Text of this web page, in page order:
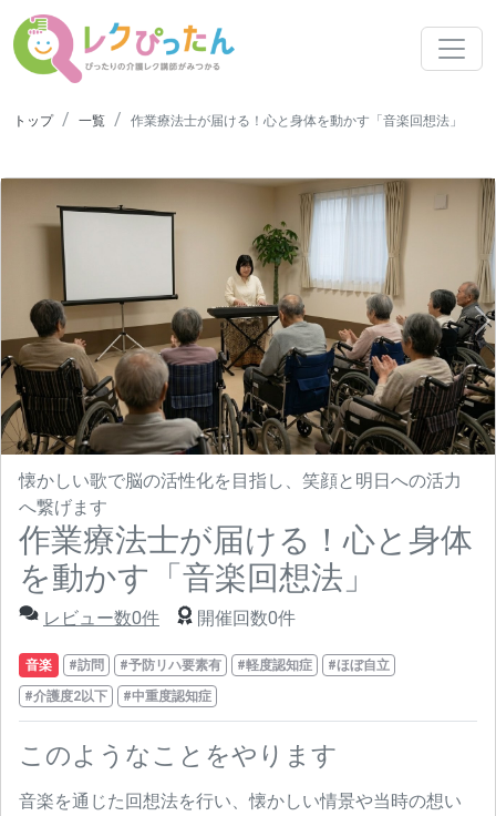
トップ 一覧 作業療法士が届ける！心と身体を動かす「音楽回想法」
作業療法士が届ける！心と身体
を動かす「音楽回想法」
懐かしい歌で脳の活性化を目指し、笑顔と明日への活力
へ繋げます
レビュー数0件 開催回数0件
音楽 #訪問 #予防リハ要素有 #軽度認知症
#ほぼ自立
#介護度2以下
#中重度認知症
このようなことをやります
音楽を通じた回想法を行い、懐かしい情景や当時の想い